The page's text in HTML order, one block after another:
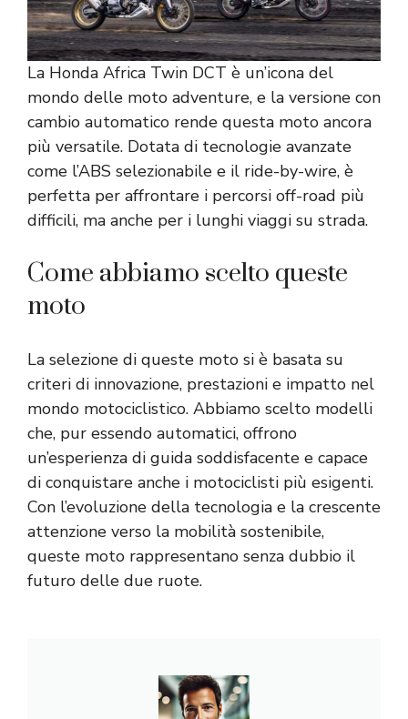
La Honda Africa Twin DCT è un’icona del
mondo delle moto adventure, e la versione con
cambio automatico rende questa moto ancora
più versatile. Dotata di tecnologie avanzate
come l’ABS selezionabile e il ride-by-wire, è
perfetta per affrontare i percorsi off-road più
difficili, ma anche per i lunghi viaggi su strada.
Come abbiamo scelto queste
moto
La selezione di queste moto si è basata su
criteri di innovazione, prestazioni e impatto nel
mondo motociclistico. Abbiamo scelto modelli
che, pur essendo automatici, offrono
un’esperienza di guida soddisfacente e capace
di conquistare anche i motociclisti più esigenti.
Con l’evoluzione della tecnologia e la crescente
attenzione verso la mobilità sostenibile,
queste moto rappresentano senza dubbio il
futuro delle due ruote.